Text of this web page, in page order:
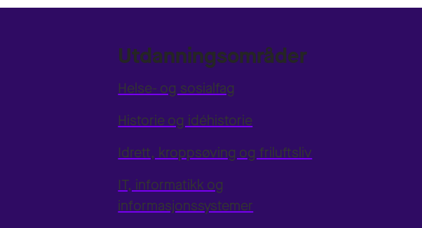
Utdanningsområder
Helse- og sosialfag
Historie og idéhistorie
Idrett, kroppsøving og friluftsliv
IT, informatikk og
informasjonssystemer